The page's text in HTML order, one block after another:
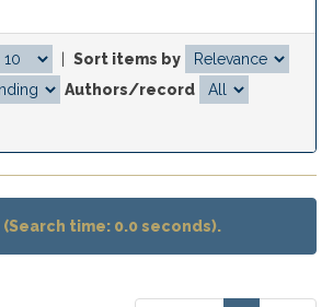
Sort items by
Authors/record
(Search time: 0.0 seconds).